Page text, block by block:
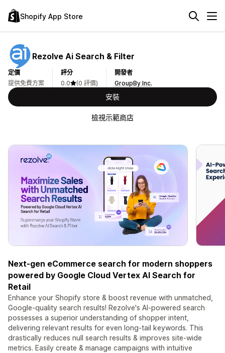
Shopify App Store
Rezolve Ai Search & Filter
定價
提供免費方案
評分
0.0
(0 評價)
開發者
GroupBy Inc.
安裝
檢視示範商店
Next-gen eCommerce search for modern shoppers
powered by Google Cloud Vertex AI Search for
Retail
Enhance your Shopify store & boost revenue with unmatched,
Google-quality search results! Rezolve's AI-powered search
possesses a superior understanding of shopper intent,
delivering relevant results for even long-tail keywords. This
drastically reduces null search results & improves site-wide
metrics. Easily create & manage campaigns with intuitive